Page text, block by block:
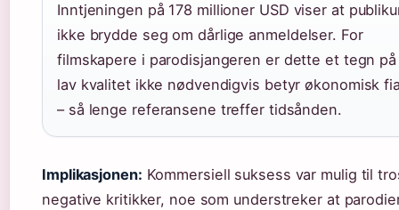
Inntjeningen på 178 millioner USD viser at
ikke brydde seg om dårlige anmeldelser. For
filmskapere i parodisjangeren er dette et tegn
lav kvalitet ikke nødvendigvis betyr økonomisk
– så lenge referansene treffer tidsånden.
Implikasjonen: Kommersiell suksess var mulig til
negative kritikker, noe som understreker at